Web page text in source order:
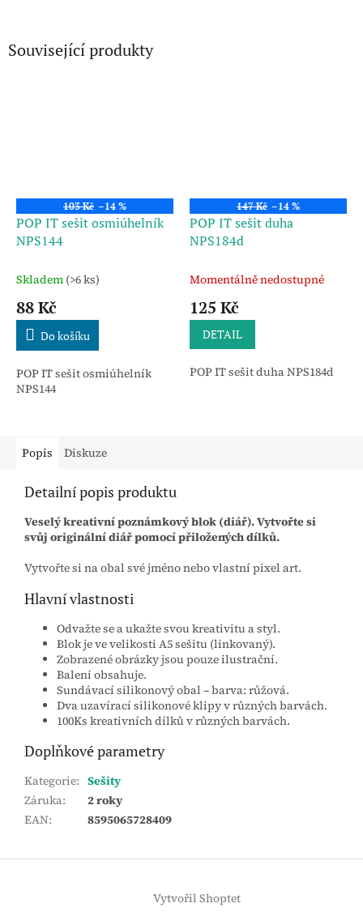
Související produkty
103 Kč –14 %
POP IT sešit osmiúhelník
NPS144
Skladem (>6 ks)
88 Kč
Do košíku
POP IT sešit osmiúhelník
NPS144
147 Kč –14 %
POP IT sešit duha
NPS184d
Momentálně nedostupné
125 Kč
DETAIL
POP IT sešit duha NPS184d
Popis Diskuze
Detailní popis produktu
Veselý kreativní poznámkový blok (diář). Vytvořte si
svůj originální diář pomocí přiložených dílků.
Vytvořte si na obal své jméno nebo vlastní pixel art.
Hlavní vlastnosti
Odvažte se a ukažte svou kreativitu a styl.
Blok je ve velikosti A5 sešitu (linkovaný).
Zobrazené obrázky jsou pouze ilustrační.
Balení obsahuje.
Sundávací silikonový obal – barva: růžová.
Dva uzavírací silikonové klipy v různých barvách.
100Ks kreativních dílků v různých barvách.
Doplňkové parametry
Kategorie: Sešity
Záruka:
2 roky
EAN: 8595065728409
Z
Vytvořil Shoptet